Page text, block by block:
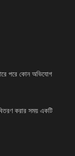
পরে কোন অভিযোগ
করার সময় একটি